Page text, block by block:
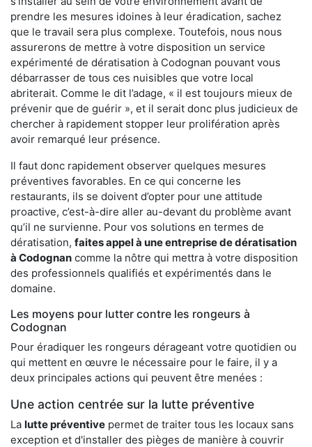
prendre les mesures idoines à leur éradication, sachez
que le travail sera plus complexe. Toutefois, nous nous
assurerons de mettre à votre disposition un service
expérimenté de dératisation à Codognan pouvant vous
débarrasser de tous ces nuisibles que votre local
abriterait. Comme le dit l’adage, « il est toujours mieux de
prévenir que de guérir », et il serait donc plus judicieux de
chercher à rapidement stopper leur prolifération après
avoir remarqué leur présence.
Il faut donc rapidement observer quelques mesures
préventives favorables. En ce qui concerne les
restaurants, ils se doivent d’opter pour une attitude
proactive, c’est-à-dire aller au-devant du problème avant
qu’il ne survienne. Pour vos solutions en termes de
dératisation, faites appel à une entreprise de dératisation
à Codognan comme la nôtre qui mettra à votre disposition
des professionnels qualifiés et expérimentés dans le
domaine.
Les moyens pour lutter contre les rongeurs à
Codognan
Pour éradiquer les rongeurs dérageant votre quotidien ou
qui mettent en œuvre le nécessaire pour le faire, il y a
deux principales actions qui peuvent être menées :
Une action centrée sur la lutte préventive
La lutte préventive permet de traiter tous les locaux sans
exception et d'installer des pièges de manière à couvrir